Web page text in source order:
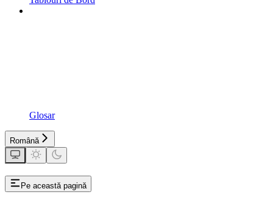
Glosar
Română
Pe această pagină